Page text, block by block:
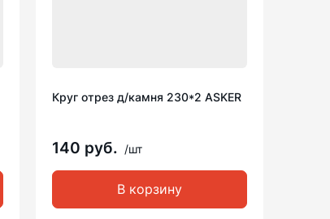
Круг отрез д/камня 230*2 ASKER
140 руб. /шт
В корзину